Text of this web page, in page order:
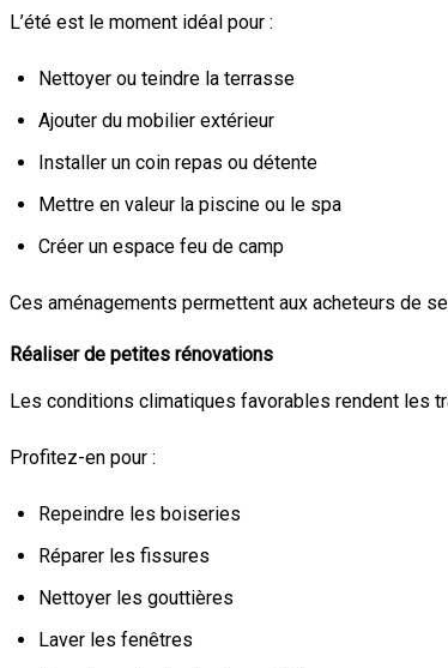
L’été est le moment idéal pour :
Nettoyer ou teindre la terrasse
Ajouter du mobilier extérieur
Installer un coin repas ou détente
Mettre en valeur la piscine ou le spa
Créer un espace feu de camp
Ces aménagements permettent aux acheteurs de
Réaliser de petites rénovations
Les conditions climatiques favorables rendent les
Profitez-en pour :
Repeindre les boiseries
Réparer les fissures
Nettoyer les gouttières
Laver les fenêtres